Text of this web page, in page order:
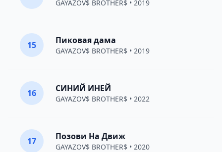
GAYAZOV$ BROTHER$ • 2019
15 Пиковая дама
GAYAZOV$ BROTHER$ • 2019
16 СИНИЙ ИНЕЙ
GAYAZOV$ BROTHER$ • 2022
17 Позови На Движ
GAYAZOV$ BROTHER$ • 2020